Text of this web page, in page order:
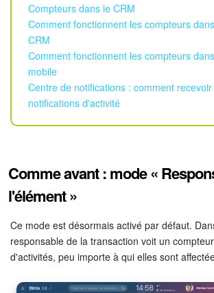
Bitrix24 Drive
Base de connaissances
Sites
Gestion des stocks
Messagerie web
CRM
Réservation en ligne
Compteurs dans le CRM
Comment fonctionnent les compteurs
CRM
Comment fonctionnent les compteurs
mobile
Centre de notifications : comment
notifications d'activité
Comme avant : mode «
l'élément »
Ce mode est désormais activé par défaut.
responsable de la transaction voit un
d'activités, peu importe à qui elles sont